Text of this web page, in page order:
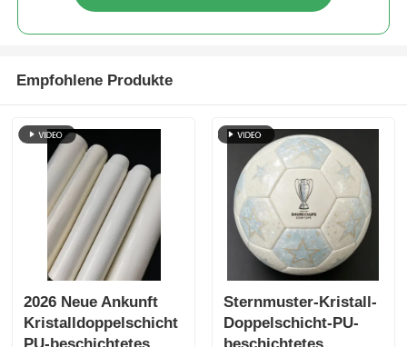
Empfohlene Produkte
2026 Neue Ankunft
Kristalldoppelschicht
Sternmuster-Kristall-
Doppelschicht-PU-